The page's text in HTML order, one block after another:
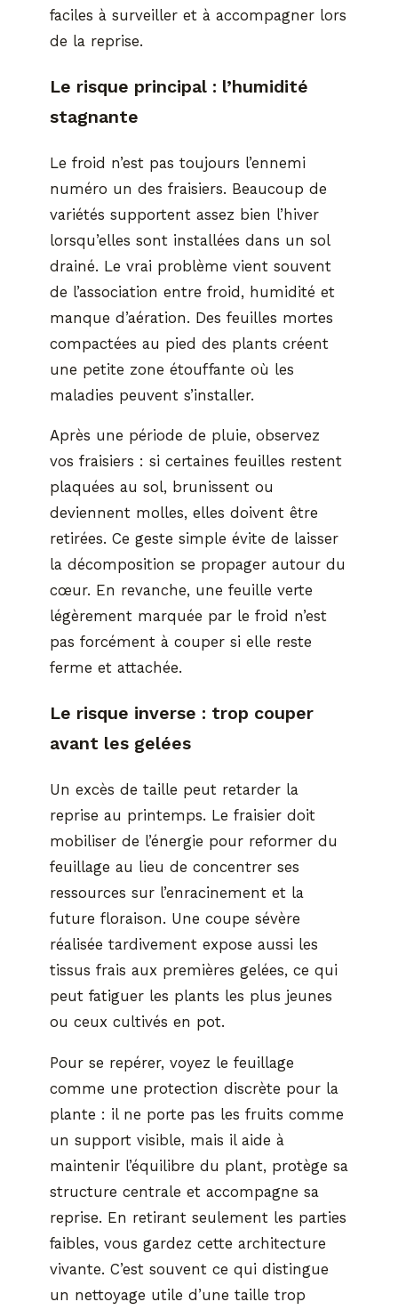
faciles à surveiller et à accompagner lors
de la reprise.
Le risque principal : l’humidité
stagnante
Le froid n’est pas toujours l’ennemi
numéro un des fraisiers. Beaucoup de
variétés supportent assez bien l’hiver
lorsqu’elles sont installées dans un sol
drainé. Le vrai problème vient souvent
de l’association entre froid, humidité et
manque d’aération. Des feuilles mortes
compactées au pied des plants créent
une petite zone étouffante où les
maladies peuvent s’installer.
Après une période de pluie, observez
vos fraisiers : si certaines feuilles restent
plaquées au sol, brunissent ou
deviennent molles, elles doivent être
retirées. Ce geste simple évite de laisser
la décomposition se propager autour du
cœur. En revanche, une feuille verte
légèrement marquée par le froid n’est
pas forcément à couper si elle reste
ferme et attachée.
Le risque inverse : trop couper
avant les gelées
Un excès de taille peut retarder la
reprise au printemps. Le fraisier doit
mobiliser de l’énergie pour reformer du
feuillage au lieu de concentrer ses
ressources sur l’enracinement et la
future floraison. Une coupe sévère
réalisée tardivement expose aussi les
tissus frais aux premières gelées, ce qui
peut fatiguer les plants les plus jeunes
ou ceux cultivés en pot.
Pour se repérer, voyez le feuillage
comme une protection discrète pour la
plante : il ne porte pas les fruits comme
un support visible, mais il aide à
maintenir l’équilibre du plant, protège sa
structure centrale et accompagne sa
reprise. En retirant seulement les parties
faibles, vous gardez cette architecture
vivante. C’est souvent ce qui distingue
un nettoyage utile d’une taille trop